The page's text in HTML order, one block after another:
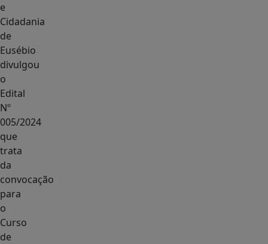
e
Cidadania
de
Eusébio
divulgou
o
Edital
Nº
005/2024
que
trata
da
convocação
para
o
Curso
de